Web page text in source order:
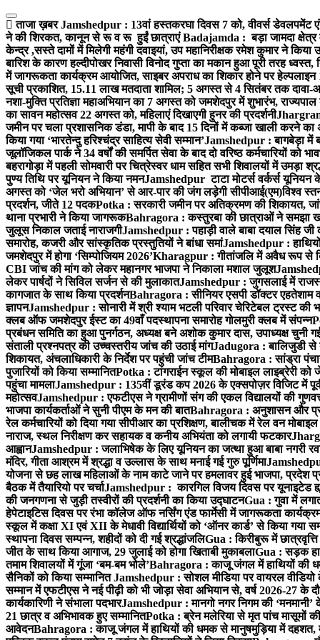
Skip
to
content
ताजा ख़बरJamshedpur : 13वां हस्तकरघा दिवस 7 को, वीवर्स डेवलपमेंट
ने की शिरकत, कानून से रू व रू हुईं छात्राएंBadajamda : बड़ा जामदा
केन्द्र ,सस्ते दामों में मिलेगी महंगी दवाइयां, उप महानिरीक्षक रमेश कुमार ने किया
बारिश के कारण हल्दीपोखर निवासी विनोद गुप्ता का मकान हुआ पूरी तरह ध्वस्त,
में जागरूकता कार्यक्रम आयोजित, साइबर अपराध का शिकार होने पर
सूची प्रकाशित, 15.11 लाख मतदाता शामिल; 5 अगस्त से 4 सितंबर तक दावा-
नशा-मुक्ति प्रतिज्ञा महाअभियान का 7 अगस्त को जमशेदपुर में शुभारंभ,
का सावन महोत्सव 22 अगस्त को, महिलाएं दिखाएगी हुनर की प्रदर्शनी
जमीन पर चला प्रशासनिक डंडा, मापी के बाद 15 दिनों में कब्जा खाली करने का
किया गया ‘भारतेन्दु हरिश्चंद्र साहित्य सेवी सम्मान’Jamshedpur : बागबेड़ा में
जूलॉजिकल पार्क ने 34 वर्षों की समर्पित सेवा के बाद दो वरिष्ठ कर्मचारियों को
बहरागोड़ा में पहली सोमवारी पर चित्रेस्वर धाम सहित सभी शिवालयों में उमड़ा
पुण्य तिथि पर यूनियन ने किया नमनJamshedpur टाटा मोटर्स वर्कर्स
अगस्त को ‘जेल भरो अभियान’ से आर-पार की जंग लड़ेगी सीपीआई(एम)विश्व
प्रदर्शन, जीते 12 पदकPotka : सरकारी जमीन पर अतिक्रमण की शिकायत,
थाना प्रभारी ने किया जागरूकBahragora : कस्तुरबा की छात्राओं ने समझा
जुलूस निकाल जताई नाराजगीJamshedpur : पहाड़ी वाले बाबा दयाल सिंह जी
समारोह, कजरी और सांस्कृतिक प्रस्तुतियों ने बांधा समांJamshedpur :
जमशेदपुर में होगा ‘सिम्पोजियम 2026’Kharagpur : गीतांजलि में अवैध रूप से
CBI जांच की मांग को लेकर महानगर भाजपा ने निकाला मशाल जुलूश
लेकर पार्षदों ने सिविल सर्जन से की मुलाकातJamshedpur : जुगसलाई में
कागजात के साथ किया प्रदर्शनBahragora : सीनियर एसपी डॉक्टर एहतेशाम
ज्ञापनJamshedpur : सोनारी में श्री श्याम भटली परिवार चेरिटेबल ट्रस्ट
क्लब ऑफ जमशेदपुर ईस्ट का 49वाँ पदस्थापना समारोह गोलमुरी क्लब में संपन्न
प्रबंधन समिति का हुआ पुनर्गठन, अध्यक्ष बने अशोक कुमार दास, उपाध्यक्ष चुनी
संताली प्रश्नपत्र की उच्चस्तरीय जांच की उठाई मांगJadugora : बालिजुडी से
शिकायत, अंचलाधिकारी के निर्देश पर पहुंची जांच टीमBahragora : सांड्रा
पुजारियों को किया सम्मानितPotka : टांगराईन स्कूल की मोबाइल लाइब्रेरी
पहुंचा मामलाJamshedpur : 135वीं डूरंड कप 2026 के एक्सपोज़र विजिट में
महोत्सवJamshedpur : एफटीएस ने ग्रामीणों संग की एकल विद्यालयों की
भाजपा कार्यकर्ताओं ने सुनी पीएम के मन की बातBahragora : अनुशासन और
रेल कर्मचारियों को दिया गया सीपीआर का प्रशिक्षण, बालीचक में रेल वन
नाराज, स्थल निरीक्षण कर सहायक व कनीय अभियंता को लगायी फटकार
आह्वानJamshedpur : जलाभिषेक के लिए यूनियन का जत्था हुआ बाबा नगरी
मंदिर, गीता आश्रम में श्रद्धा व उल्लास के साथ मनाई गई गुरु पूर्णिमा
योजना से छह लाख महिलाओं के नाम काटे जाने पर हमलावर हुई भाजपा, प्रदेश
बैठक में तैयारियो पर चर्चाJamshedpur : कारगिल विजय दिवस पर यूनाइटेड
की जनगणना से जुड़ी तस्वीरों की प्रदर्शनी का किया उद्घाटनGua : गुवा में
हेपेटाइटिस दिवस पर रंभा कॉलेज ऑफ नर्सिंग एंड फार्मेसी में जागरूकता
स्कूल में कक्षा XI एवं XII के मेधावी विद्यार्थियों को ‘ऑनर कार्ड’ से किया गया
स्थापना दिवस सम्पन्न, शहीदों को दी गई श्रद्धांजलिGua : किरीबुरू में
जीत के साथ किया आगाज, 29 जुलाई को होगा खिताबी मुकाबलाGua : सड़क
तमाम शिवालयों में गूंजा ‘बम-बम भोले’Bahragora : काजू जंगल में हाथियों की
सैनिकों को किया सम्मानितJamshedpur : सोशल मीडिया पर वायरल
सम्मान में एफटीएस ने नई पीढ़ी को भी जोड़ा सेवा अभियान से, वर्ष 2026-27 के
कार्यकारिणी ने संभाला पदभारJamshedpur : मानगो नगर निगम की
21 छात्र व अभिभावक हुए सम्मानितPotka : ब्रेन मलेरिया से मृत पांच मासूमों
आवेदनBahragora : काजू जंगल में हाथियों की धमक से मानुषमुड़िया में दहशत,